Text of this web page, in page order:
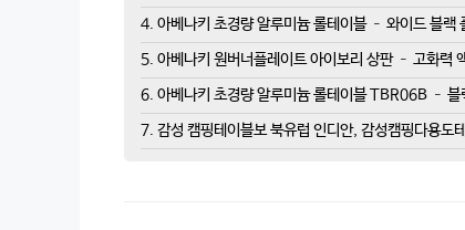
4. 아베나키 초경량 알루미늄 롤테이블 – 와이드 블랙
5. 아베나키 원버너플레이트 아이보리 상판 – 고화력
6. 아베나키 초경량 알루미늄 롤테이블 TBR06B – 블
7. 감성 캠핑테이블보 북유럽 인디안, 감성캠핑다용